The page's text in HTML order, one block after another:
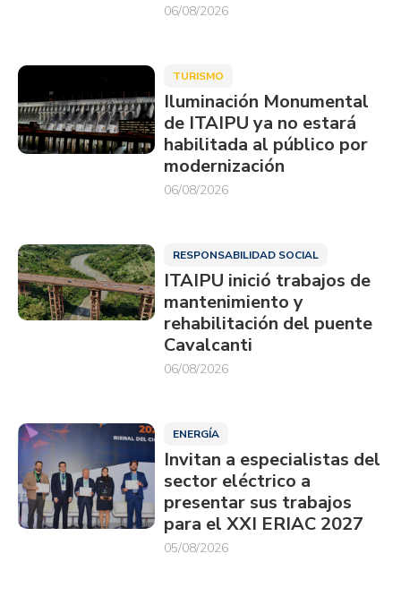
06/08/2026
TURISMO
Iluminación Monumental
de ITAIPU ya no estará
habilitada al público por
modernización
06/08/2026
RESPONSABILIDAD SOCIAL
ITAIPU inició trabajos de
mantenimiento y
rehabilitación del puente
Cavalcanti
06/08/2026
ENERGÍA
Invitan a especialistas del
sector eléctrico a
presentar sus trabajos
para el XXI ERIAC 2027
05/08/2026